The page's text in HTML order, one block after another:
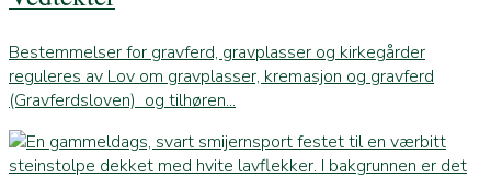
Bestemmelser for gravferd, gravplasser og kirkegårder
reguleres av Lov om gravplasser, kremasjon og gravferd
(Gravferdsloven) og tilhøren...